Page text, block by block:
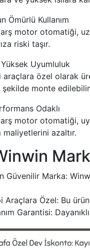
Ömürlü Kullanım
motor otomatiği,
riski taşır.
Uyumluluk
özel olarak
şekilde monte
Odaklı
motor otomatiği,
maliyetlerini azaltır.
Güvenilir Marka:
Araçlara Özel: Bu
Garantisi: